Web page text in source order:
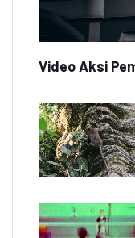
Video Aksi